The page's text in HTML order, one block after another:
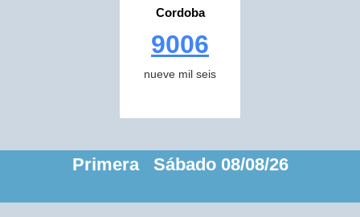
Cordoba
9006
nueve mil seis
Primera Sábado 08/08/26